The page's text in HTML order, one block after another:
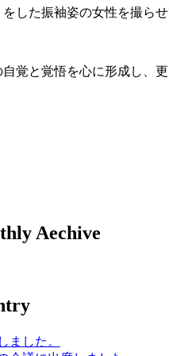
した振袖姿の女性を撮らせ
覚と覚悟を心に形成し、
Aechive
ました。